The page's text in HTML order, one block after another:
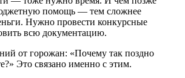
помощь — тем сложнее
Нужно провести конкурсные
всю документацию.
от горожан: «Почему так поздно
Это связано именно с этим.